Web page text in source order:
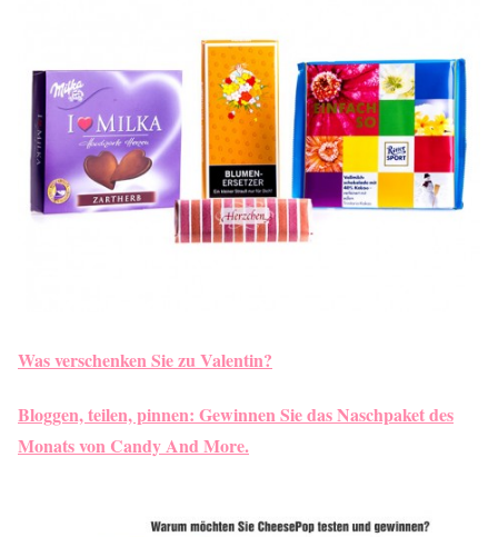
Was verschenken Sie zu Valentin?
Bloggen, teilen, pinnen: Gewinnen Sie das Naschpaket des
Monats von Candy And More.